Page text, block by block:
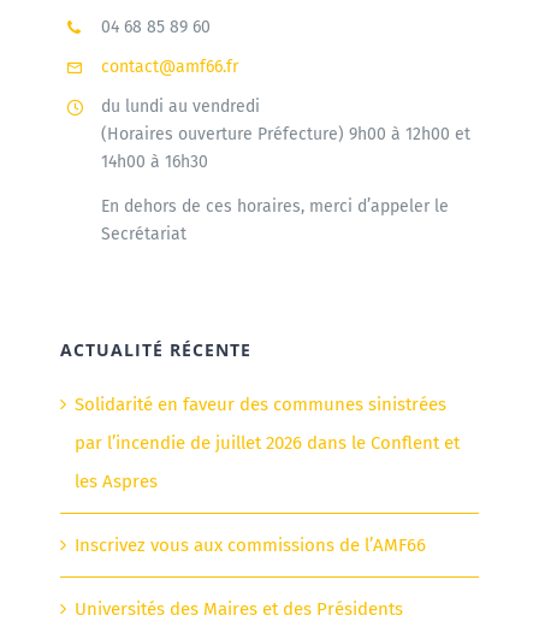
04 68 85 89 60
contact@amf66.fr
du lundi au vendredi
(Horaires ouverture Préfecture) 9h00 à 12h00 et
14h00 à 16h30
En dehors de ces horaires, merci d’appeler le
Secrétariat
ACTUALITÉ RÉCENTE
Solidarité en faveur des communes sinistrées
par l’incendie de juillet 2026 dans le Conflent et
les Aspres
Inscrivez vous aux commissions de l’AMF66
Universités des Maires et des Présidents